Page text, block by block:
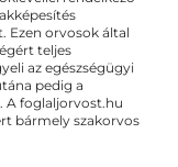
Ezen orvosok által
teljes
az egészségügyi
pedig a
A foglaljorvost.hu
bármely szakorvos